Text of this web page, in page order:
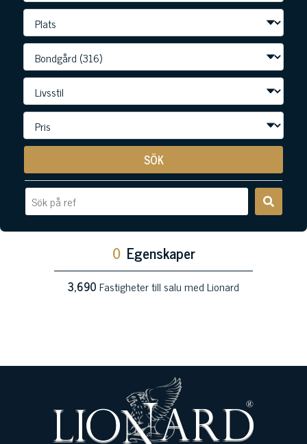
SÖK
0 Egenskaper
3,690Fastigheter till salu med Lionard